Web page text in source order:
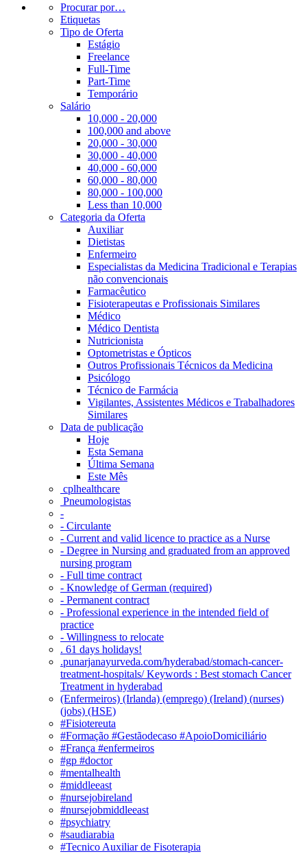
Procurar por…
Etiquetas
Tipo de Oferta
Estágio
Freelance
Full-Time
Part-Time
Temporário
Salário
10,000 - 20,000
100,000 and above
20,000 - 30,000
30,000 - 40,000
40,000 - 60,000
60,000 - 80,000
80,000 - 100,000
Less than 10,000
Categoria da Oferta
Auxiliar
Dietistas
Enfermeiro
Especialistas da Medicina Tradicional e Terapias
não convencionais
Farmacêutico
Fisioterapeutas e Profissionais Similares
Médico
Médico Dentista
Nutricionista
Optometristas e Ópticos
Outros Profissionais Técnicos da Medicina
Psicólogo
Técnico de Farmácia
Vigilantes, Assistentes Médicos e Trabalhadores
Similares
Data de publicação
Hoje
Esta Semana
Última Semana
Este Mês
‎ cplhealthcare‬
Pneumologistas
-
- Circulante
- Current and valid licence to practice as a Nurse
- Degree in Nursing and graduated from an approved
nursing program
- Full time contract
- Knowledge of German (required)
- Permanent contract
- Professional experience in the intended field of
practice
- Willingness to relocate
. 61 days holidays!
.punarjanayurveda.com/hyderabad/stomach-cancer-
treatment-hospitals/ Keywords : Best stomach Cancer
Treatment in hyderabad
(Enfermeiros) (Irlanda) (emprego) (Ireland) (nurses)
(jobs) (HSE)
#Fisiotereuta
#Formação #Gestãodecaso #ApoioDomiciliário
#França #enfermeiros
#gp #doctor
#mentalhealth
#middleeast
#nursejobireland
#nursejobmiddleeast
#psychiatry
#saudiarabia
#Tecnico Auxiliar de Fisoterapia